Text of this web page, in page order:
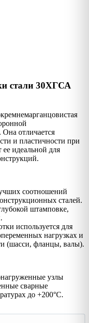
стали 30ХГСА
отличается
и пластичности при
ее идеальной для
соотношений
сталей.
штамповке,
используется для
нагрузках и
(шасси, фланцы, валы).
узлы
сварные
до +200°C.